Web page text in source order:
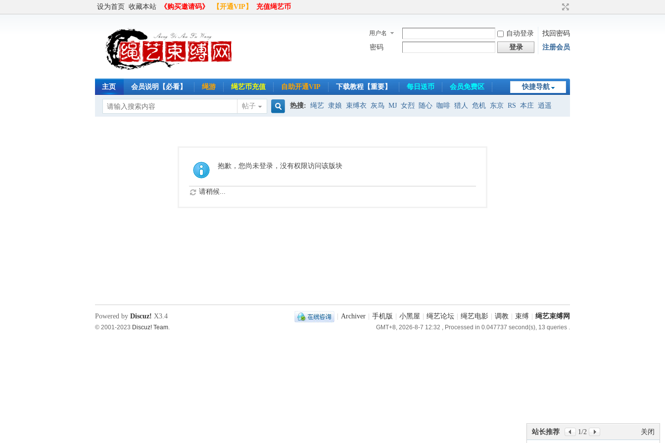
设为首页 收藏本站 《购买邀请码》 【开通VIP】 充值绳艺币
用户名 自动登录
找回密码
密码
登录 注册会员
快捷导航
主页 会员说明【必看】 绳游 绳艺币充值 自助开通VIP 下载教程【重要】 每日送币 会员免费区
帖子
索
热搜: 绳艺 隶娘 束缚衣 灰鸟 MJ 女烈 随心 咖啡 猎人 危机 东京 RS 本庄 逍遥
抱歉，您尚未登录，没有权限访问该版块
请稍候...
关闭
站长推荐 1/2
Archiver 手机版 小黑屋 绳艺论坛 绳艺电影 调教 束缚 绳艺束缚网
GMT+8, 2026-8-7 12:32 , Processed in 0.047737 second(s), 13 queries .
Powered by Discuz! X3.4
© 2001-2023 Discuz! Team